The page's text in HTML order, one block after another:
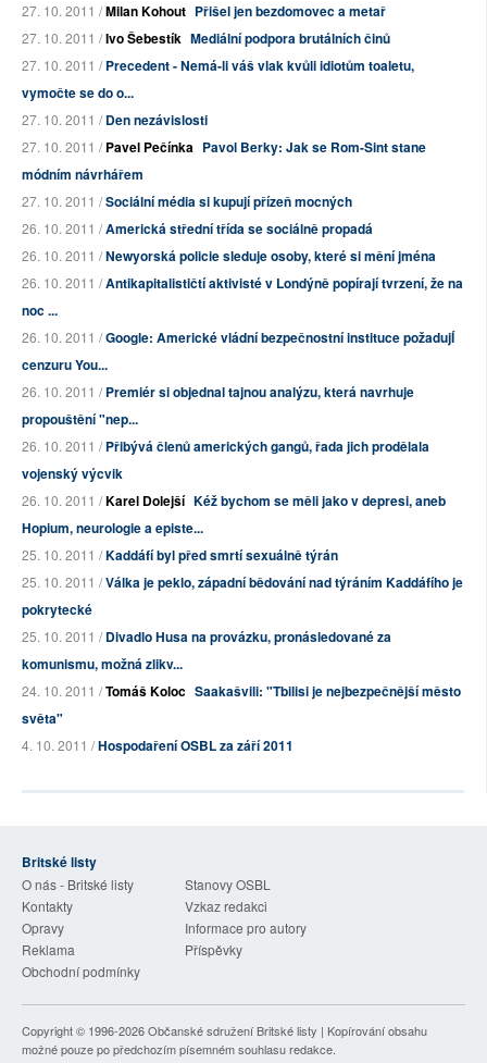
27. 10. 2011 /Milan Kohout Přišel jen bezdomovec a metař
27. 10. 2011 /Ivo Šebestík Mediální podpora brutálních činů
27. 10. 2011 /Precedent - Nemá-li váš vlak kvůli idiotům toaletu,
vymočte se do o...
27. 10. 2011 /Den nezávislosti
27. 10. 2011 /Pavel Pečínka Pavol Berky: Jak se Rom-Sint stane
módním návrhářem
27. 10. 2011 /Sociální média si kupují přízeň mocných
26. 10. 2011 /Americká střední třída se sociálně propadá
26. 10. 2011 /Newyorská policie sleduje osoby, které si mění jména
26. 10. 2011 /Antikapitalističtí aktivisté v Londýně popírají tvrzení, že na
noc ...
26. 10. 2011 /Google: Americké vládní bezpečnostní instituce požadujÍ
cenzuru You...
26. 10. 2011 /Premiér si objednal tajnou analýzu, která navrhuje
propouštění "nep...
26. 10. 2011 /Přibývá členů amerických gangů, řada jich prodělala
vojenský výcvik
26. 10. 2011 /Karel Dolejší Kéž bychom se měli jako v depresi, aneb
Hopium, neurologie a episte...
25. 10. 2011 /Kaddáfí byl před smrtí sexuálně týrán
25. 10. 2011 /Válka je peklo, západní bědování nad týráním Kaddáfího je
pokrytecké
25. 10. 2011 /Divadlo Husa na provázku, pronásledované za
komunismu, možná zlikv...
24. 10. 2011 /Tomáš Koloc Saakašvili: "Tbilisi je nejbezpečnější město
světa"
4. 10. 2011 /Hospodaření OSBL za září 2011
Britské listy
O nás - Britské listy
Stanovy OSBL
Kontakty
Vzkaz redakci
Opravy
Informace pro autory
Reklama
Příspěvky
Obchodní podmínky
Copyright © 1996-2026Občanské sdružení Britské listy | Kopírování obsahu
možné pouze po předchozím písemném souhlasu redakce.